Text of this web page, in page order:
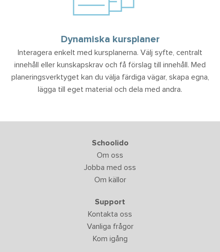
Dynamiska kursplaner
Interagera enkelt med kursplanerna. Välj syfte, centralt
innehåll eller kunskapskrav och få förslag till innehåll. Med
planeringsverktyget kan du välja färdiga vägar, skapa egna,
lägga till eget material och dela med andra.
Schoolido
Om oss
Jobba med oss
Om källor
Support
Kontakta oss
Vanliga frågor
Kom igång